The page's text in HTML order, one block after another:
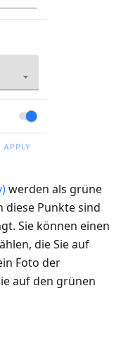
werden als grüne
diese Punkte sind
Sie können einen
die Sie auf
Foto der
auf den grünen